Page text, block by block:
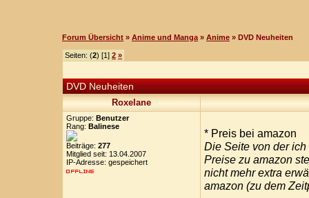
Forum Übersicht » Anime und Manga » Anime » DVD Neuheiten
Seiten: (2) [1] 2 »
DVD Neuheiten
Roxelane
Gruppe: Benutzer
Rang: Balinese
Beiträge: 277
Mitglied seit: 13.04.2007
IP-Adresse: gespeichert
* Preis bei amazon
Die Seite von der
Preise zu amazon
nicht mehr extra
amazon (zu dem